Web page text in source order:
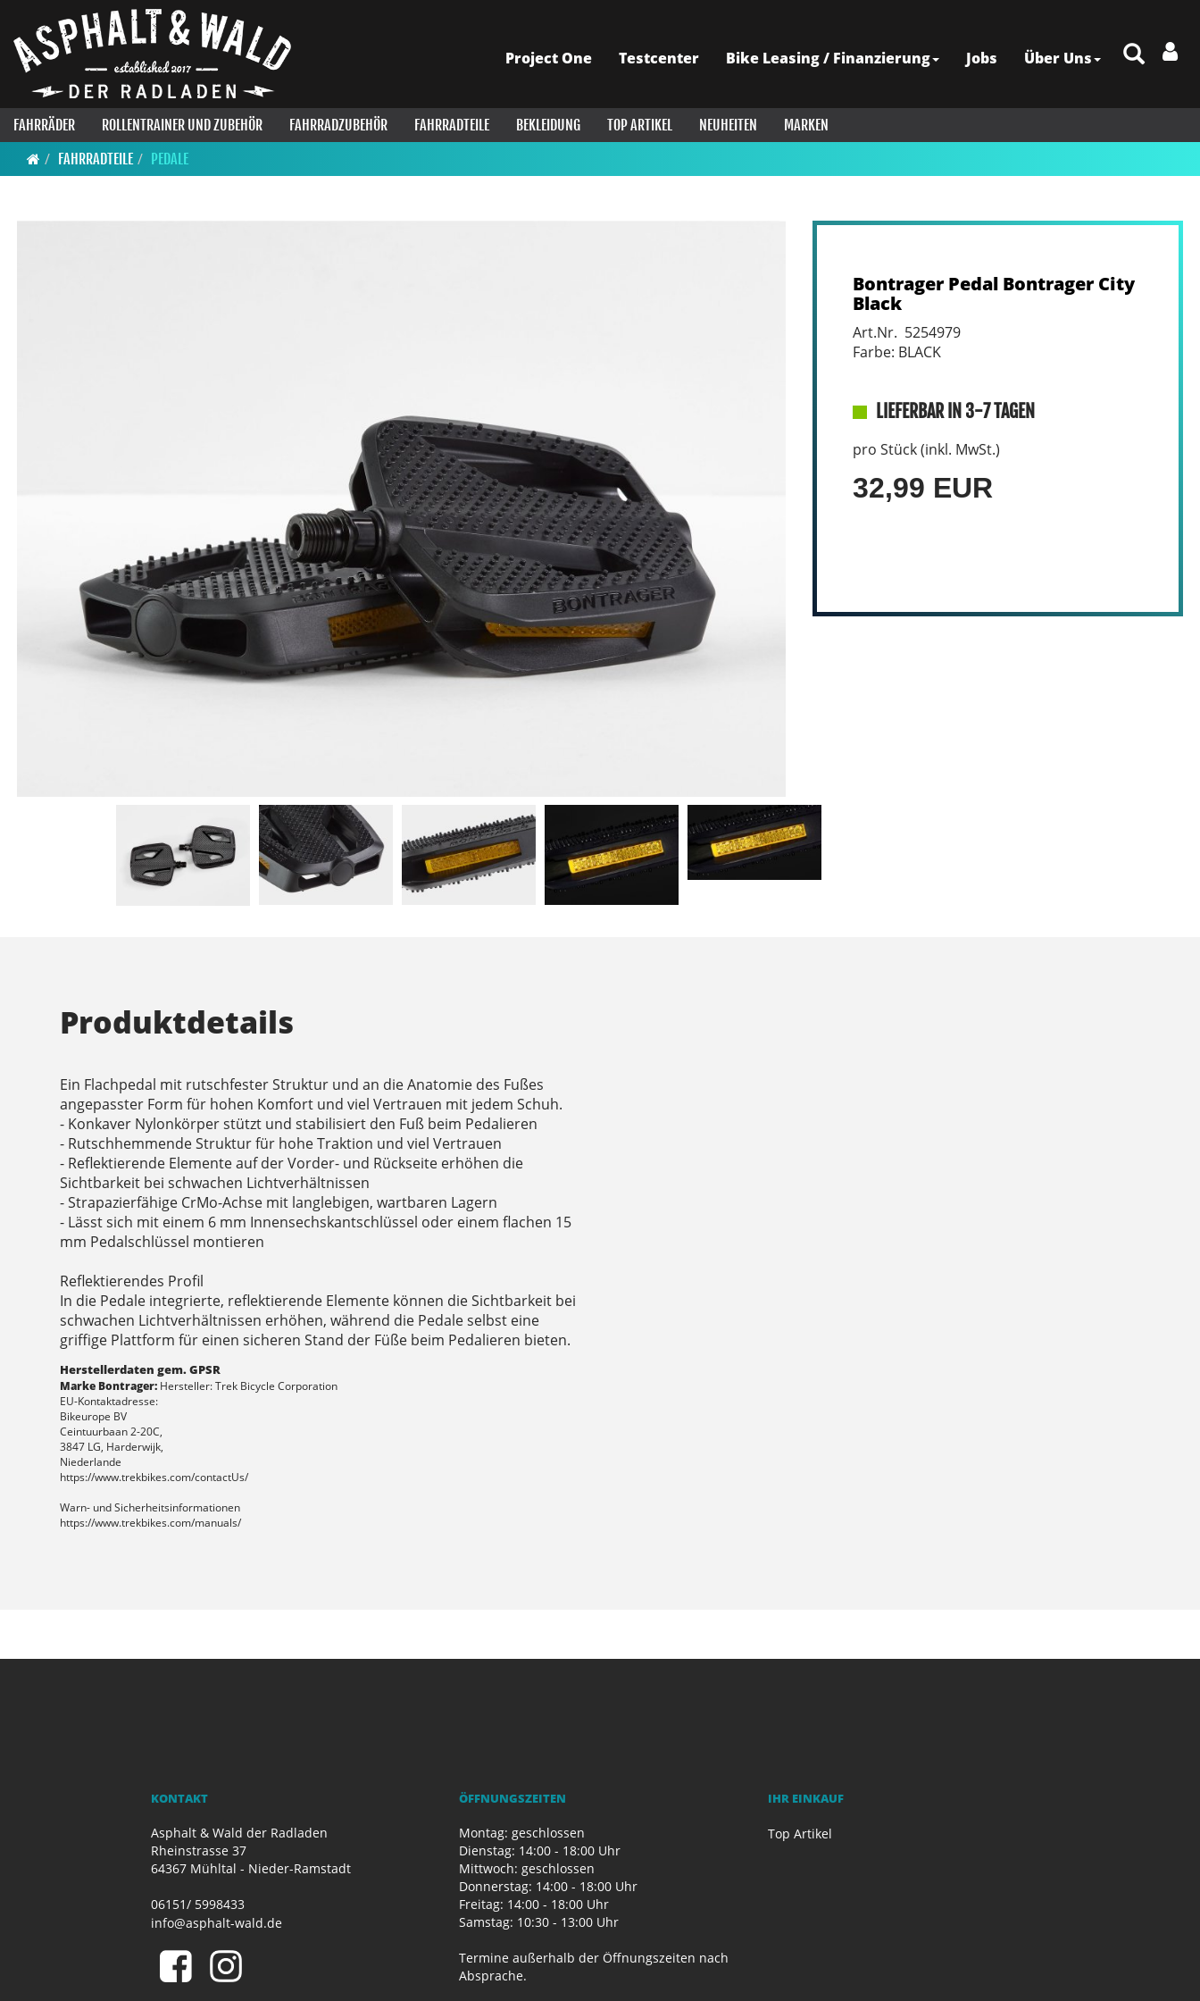
Project One Testcenter Bike Leasing / Finanzierung Jobs Über Uns
FAHRRÄDER ROLLENTRAINER UND ZUBEHÖR FAHRRADZUBEHÖR FAHRRADTEILE BEKLEIDUNG TOP ARTIKEL NEUHEITEN
MARKEN
FAHRRADTEILE
PEDALE
Bontrager Pedal Bontrager City
Black
Art.Nr. 5254979
Farbe: BLACK
LIEFERBAR IN 3-7 TAGEN
pro Stück (inkl. MwSt.)
32,99 EUR
Produktdetails
Ein Flachpedal mit rutschfester Struktur und an die Anatomie des Fußes
angepasster Form für hohen Komfort und viel Vertrauen mit jedem Schuh.
- Konkaver Nylonkörper stützt und stabilisiert den Fuß beim Pedalieren
- Rutschhemmende Struktur für hohe Traktion und viel Vertrauen
- Reflektierende Elemente auf der Vorder- und Rückseite erhöhen die
Sichtbarkeit bei schwachen Lichtverhältnissen
- Strapazierfähige CrMo-Achse mit langlebigen, wartbaren Lagern
- Lässt sich mit einem 6 mm Innensechskantschlüssel oder einem flachen 15
mm Pedalschlüssel montieren
Reflektierendes Profil
In die Pedale integrierte, reflektierende Elemente können die Sichtbarkeit bei
schwachen Lichtverhältnissen erhöhen, während die Pedale selbst eine
griffige Plattform für einen sicheren Stand der Füße beim Pedalieren bieten.
Herstellerdaten gem. GPSR
Marke Bontrager: Hersteller: Trek Bicycle Corporation
EU-Kontaktadresse:
Bikeurope BV
Ceintuurbaan 2-20C,
3847 LG, Harderwijk,
Niederlande
https://www.trekbikes.com/contactUs/
Warn- und Sicherheitsinformationen
https://www.trekbikes.com/manuals/
KONTAKT
Asphalt & Wald der Radladen
Rheinstrasse 37
64367 Mühltal - Nieder-Ramstadt
06151/ 5998433
info@asphalt-wald.de
ÖFFNUNGSZEITEN
Montag: geschlossen
Dienstag: 14:00 - 18:00 Uhr
Mittwoch: geschlossen
Donnerstag: 14:00 - 18:00 Uhr
Freitag: 14:00 - 18:00 Uhr
Samstag: 10:30 - 13:00 Uhr
Termine außerhalb der Öffnungszeiten nach
Absprache.
IHR EINKAUF
Top Artikel